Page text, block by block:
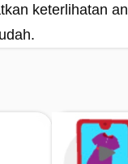
keterlihatan